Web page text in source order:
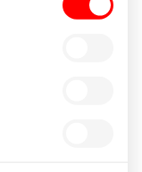
mamų
aukščiausios
Joie, Nordbaby.